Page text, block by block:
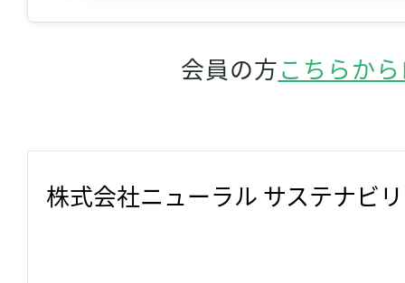
会員の方こちらか
株式会社ニューラル サステナビ